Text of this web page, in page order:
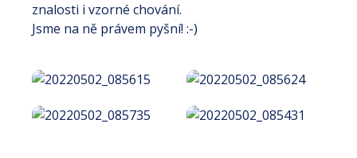
znalosti i vzorné chování.
Jsme na ně právem pyšní! :-)